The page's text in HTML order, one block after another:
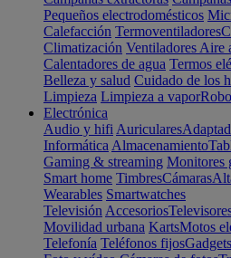
Pequeños electrodomésticos
Calefacción Termoventiladores
Climatización Ventiladores Aire
Calentadores de agua Termos
Belleza y salud Cuidado de los
Limpieza Limpieza a vapor
Electrónica
Audio y hifi Auriculares
Informática Almacenamiento
Gaming & streaming Monitores
Smart home TimbresCámaras
Wearables Smartwatches
Televisión Accesorios
Movilidad urbana KartsMotos
Telefonía Teléfonos fijos